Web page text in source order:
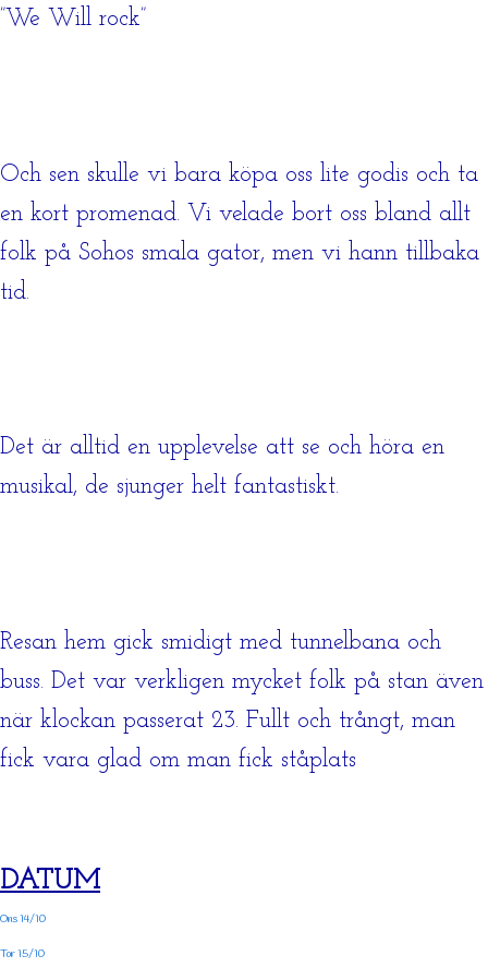
”We Will rock”
Och sen skulle vi bara köpa oss lite godis och ta
en kort promenad. Vi velade bort oss bland allt
folk på Sohos smala gator, men vi hann tillbaka
tid.
Det är alltid en upplevelse att se och höra en
musikal, de sjunger helt fantastiskt.
Resan hem gick smidigt med tunnelbana och
buss. Det var verkligen mycket folk på stan även
när klockan passerat 23. Fullt och trångt, man
fick vara glad om man fick ståplats
DATUM
Ons 14/10
Tor 15/10